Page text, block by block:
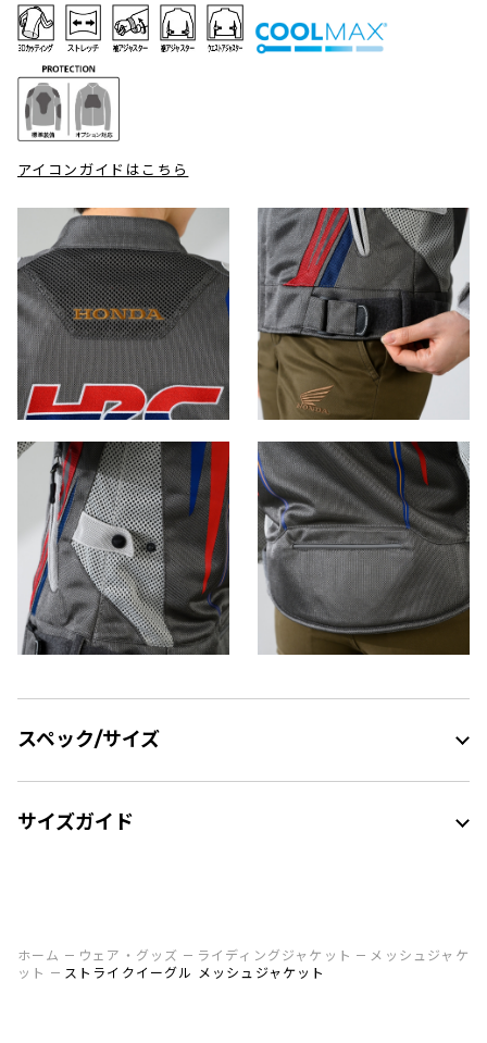
アイコンガイドはこちら
スペック/サイズ
サイズガイド
ホーム ウェア・グッズ ライディングジャケット
メッシュジャケ
ット
ストライクイーグル メッシュジャケット